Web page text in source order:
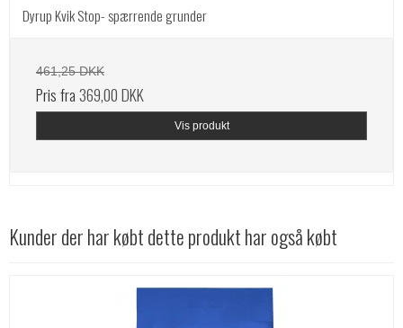
Dyrup Kvik Stop- spærrende grunder
461,25 DKK
Pris fra369,00 DKK
Vis produkt
Kunder der har købt dette produkt har også købt